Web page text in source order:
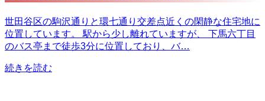
世田谷区の駒沢通りと環七通り交差点近くの閑静な住宅地に
位置しています。 駅から少し離れていますが、 下馬六丁目
のバス亭まで徒歩3分に位置しており、バ…
続きを読む